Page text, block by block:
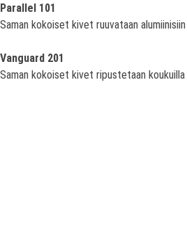
Parallel 101
Saman kokoiset kivet ruuvataan
Vanguard 201
Saman kokoiset kivet ripustetaan